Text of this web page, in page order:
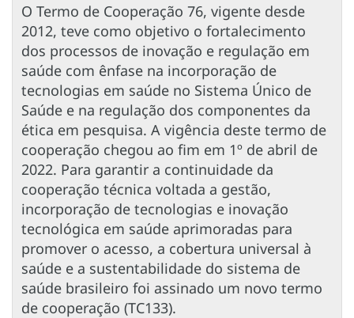
O Termo de Cooperação 76, vigente desde
2012, teve como objetivo o fortalecimento
dos processos de inovação e regulação em
saúde com ênfase na incorporação de
tecnologias em saúde no Sistema Único de
Saúde e na regulação dos componentes da
ética em pesquisa. A vigência deste termo de
cooperação chegou ao fim em 1º de abril de
2022. Para garantir a continuidade da
cooperação técnica voltada a gestão,
incorporação de tecnologias e inovação
tecnológica em saúde aprimoradas para
promover o acesso, a cobertura universal à
saúde e a sustentabilidade do sistema de
saúde brasileiro foi assinado um novo termo
de cooperação (TC133).